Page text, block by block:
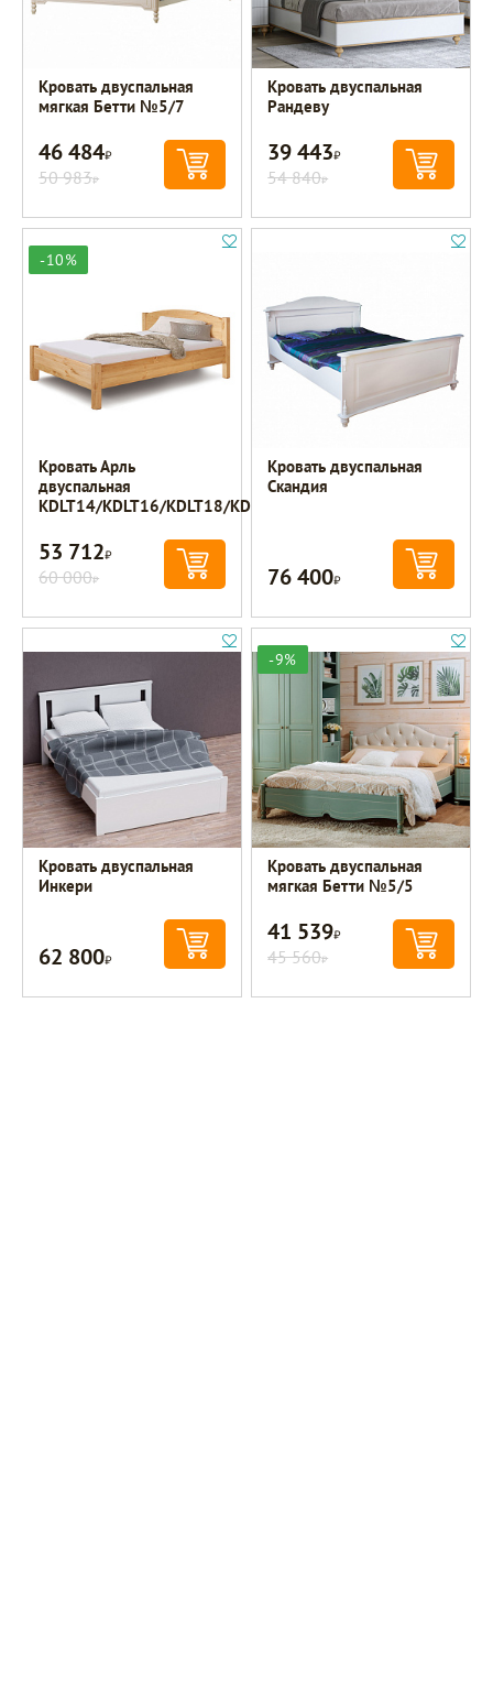
Кровать двуспальная
мягкая Бетти №5/7
46 484Р
50 983Р
Кровать двуспальная
Рандеву
39 443Р
54 840Р
-10%
Кровать Арль
двуспальная
KDLT14/KDLT16/KDLT18/KDLT20
53 712Р
60 000Р
Кровать двуспальная
Скандия
76 400Р
Кровать двуспальная
Инкери
62 800Р
-9%
Кровать двуспальная
мягкая Бетти №5/5
41 539Р
45 560Р